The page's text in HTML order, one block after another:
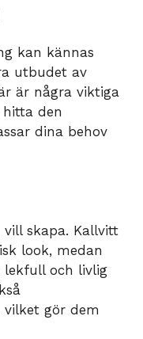
kan kännas
utbudet av
är några viktiga
den
dina behov
skapa. Kallvitt
look, medan
lekfull och livlig
gör dem